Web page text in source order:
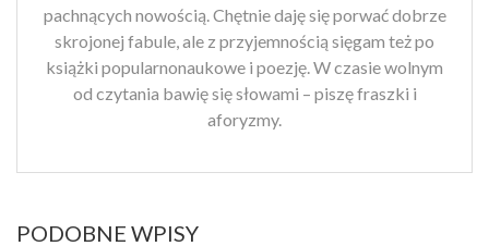
pachnących nowością. Chętnie daję się porwać dobrze
skrojonej fabule, ale z przyjemnością sięgam też po
książki popularnonaukowe i poezję. W czasie wolnym
od czytania bawię się słowami – piszę fraszki i
aforyzmy.
PODOBNE WPISY